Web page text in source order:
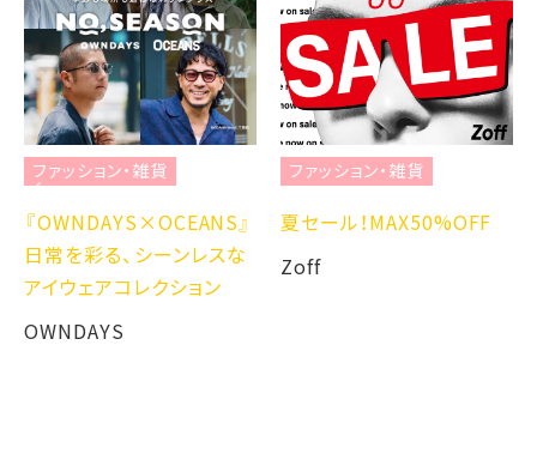
ファッション・雑貨
『OWNDAYS×OCEANS』
日常を彩る、シーンレスな
アイウェアコレクション
OWNDAYS
ファッション・雑貨
夏セール！MAX50%OFF
Zoff